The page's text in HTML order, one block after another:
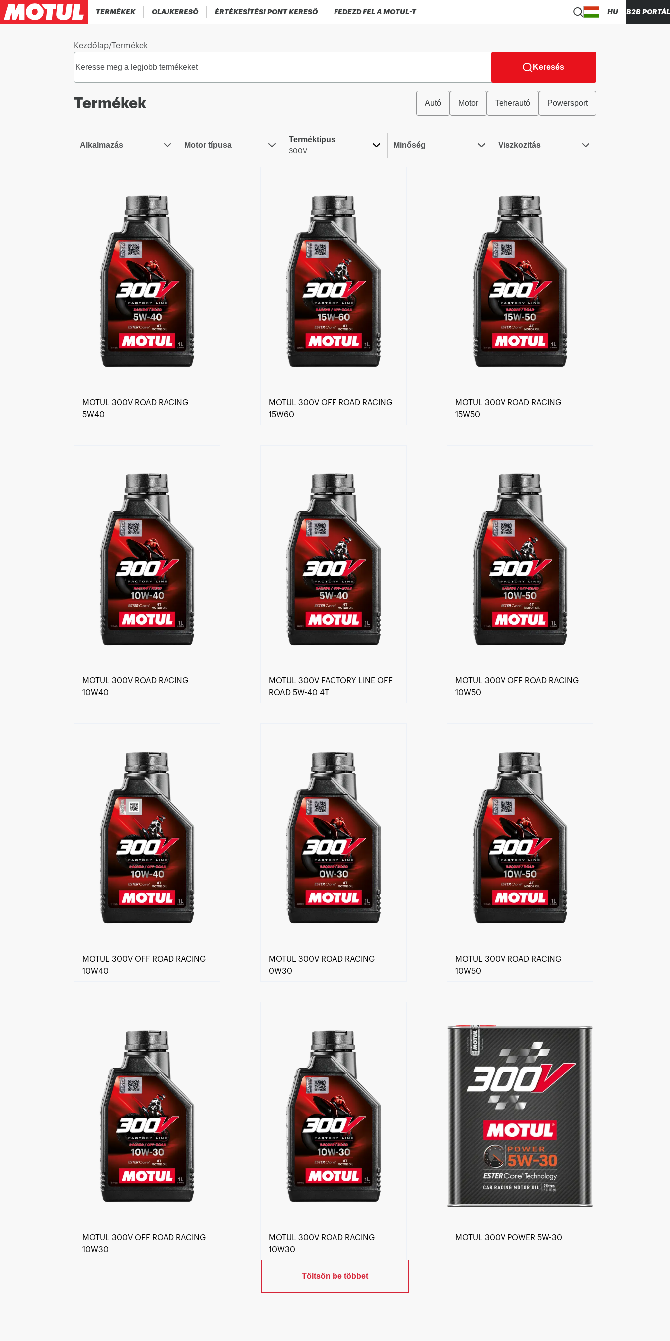
TERMÉKEK OLAJKERESŐ ÉRTÉKESÍTÉSI PONT KERESŐ FEDEZD FEL A MOTUL-T HU B2B PORTÁL
Kezdőlap/Termékek
Keresés
Termékek Autó Motor Teherautó Powersport
Alkalmazás Motor típusa
Terméktípus
300V
Minőség Viszkozitás
Keressen viszonteladót
MOTUL 300V ROAD RACING
5W40
Keressen viszonteladót
MOTUL 300V OFF ROAD RACING
15W60
Keressen viszonteladót
MOTUL 300V ROAD RACING
15W50
Keressen viszonteladót
MOTUL 300V ROAD RACING
10W40
Keressen viszonteladót
MOTUL 300V FACTORY LINE OFF
ROAD 5W-40 4T
Keressen viszonteladót
MOTUL 300V OFF ROAD RACING
10W50
Keressen viszonteladót
MOTUL 300V OFF ROAD RACING
10W40
Keressen viszonteladót
MOTUL 300V ROAD RACING
0W30
Keressen viszonteladót
MOTUL 300V ROAD RACING
10W50
MOTUL 300V OFF ROAD RACING
10W30
MOTUL 300V ROAD RACING
10W30
MOTUL 300V POWER 5W-30
Töltsön be többet